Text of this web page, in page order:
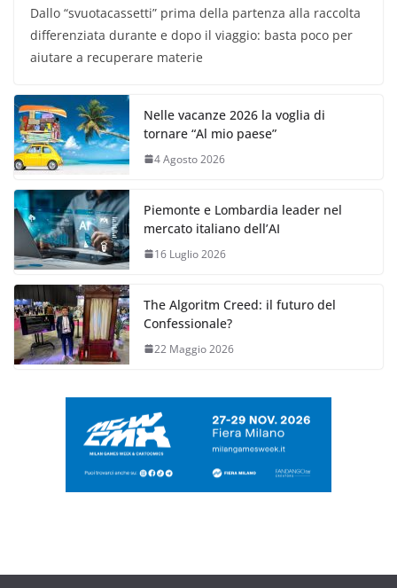
Dallo “svuotacassetti” prima della partenza alla raccolta
differenziata durante e dopo il viaggio: basta poco per
aiutare a recuperare materie
Nelle vacanze 2026 la voglia di
tornare “Al mio paese”
4 Agosto 2026
Piemonte e Lombardia leader nel
mercato italiano dell’AI
16 Luglio 2026
The Algoritm Creed: il futuro del
Confessionale?
22 Maggio 2026